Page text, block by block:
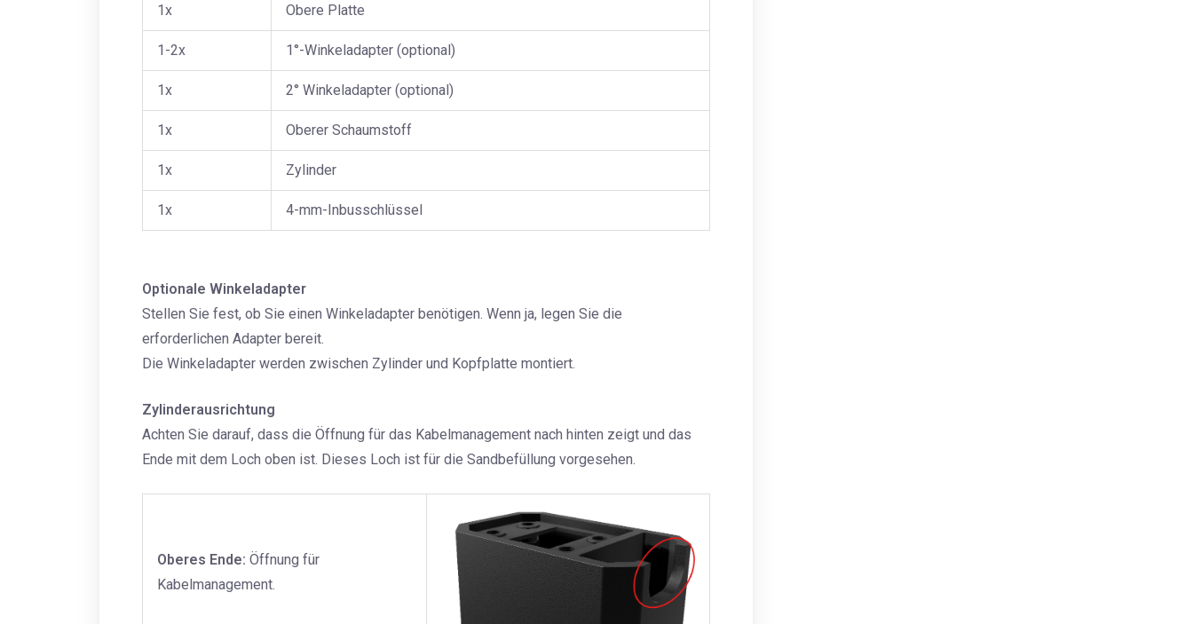
1x Obere Platte
1-2x 1°-Winkeladapter (optional)
1x 2° Winkeladapter (optional)
1x Oberer Schaumstoff
1x Zylinder
1x 4-mm-Inbusschlüssel
Optionale Winkeladapter
Stellen Sie fest, ob Sie einen Winkeladapter benötigen. Wenn ja, legen Sie die
erforderlichen Adapter bereit.
Die Winkeladapter werden zwischen Zylinder und Kopfplatte montiert.
Zylinderausrichtung
Achten Sie darauf, dass die Öffnung für das Kabelmanagement nach hinten zeigt und das
Ende mit dem Loch oben ist. Dieses Loch ist für die Sandbefüllung vorgesehen.
Oberes Ende: Öffnung für
Kabelmanagement.